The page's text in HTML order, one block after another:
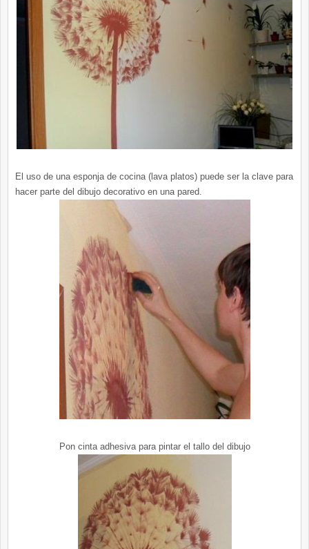
El uso de una esponja de cocina (lava platos) puede ser la clave para
hacer parte del dibujo decorativo en una pared.
Pon cinta adhesiva para pintar el tallo del dibujo